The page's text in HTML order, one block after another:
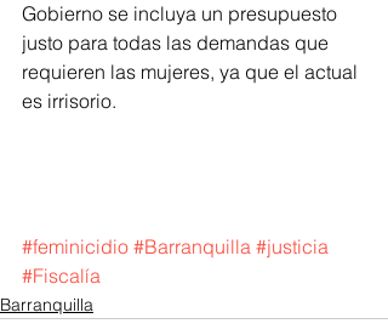
Gobierno se incluya un presupuesto
justo para todas las demandas que
requieren las mujeres, ya que el actual
es irrisorio.
#feminicidio #Barranquilla #justicia
#Fiscalía
Barranquilla